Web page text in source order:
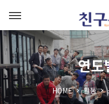
연도
HOME 활동